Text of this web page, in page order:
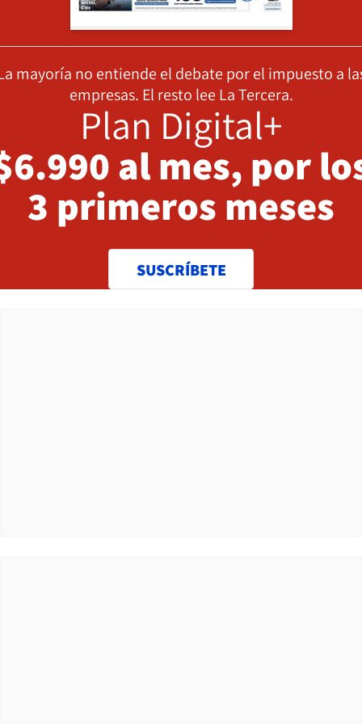
mayoría no entiende el debate por el impuesto a
empresas. El resto lee La Tercera.
Plan Digital+
al mes, por
3 primeros meses
SUSCRÍBETE